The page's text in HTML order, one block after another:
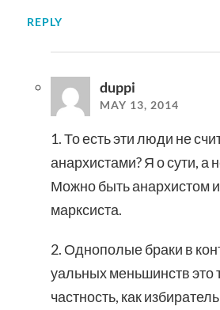
REPLY
duppi
MAY 13, 2014
1. То есть эти люди не
анархистами? Я о сути, а
Можно быть анархистом
марксиста.
2. Однополые браки в
уальных меньшинств это
частность, как